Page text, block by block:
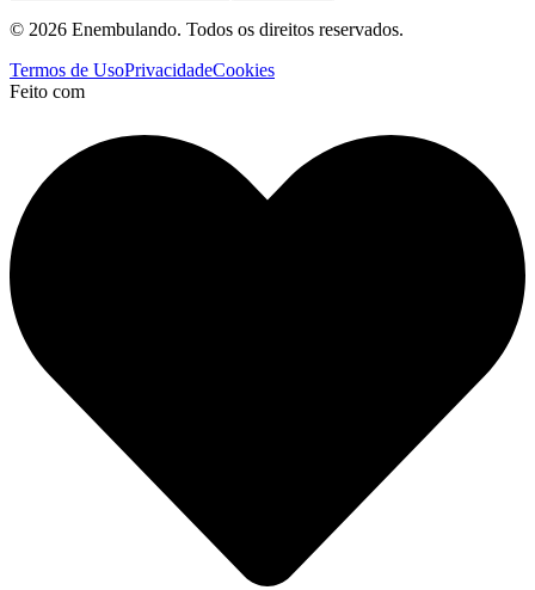
© 2026 Enembulando. Todos os direitos reservados.
Termos de UsoPrivacidadeCookies
Feito com